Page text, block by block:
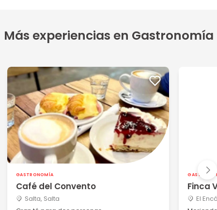
Más experiencias en Gastronomía
GASTRONOMÍA
Café del Convento
Salta, Salta
Finca
El